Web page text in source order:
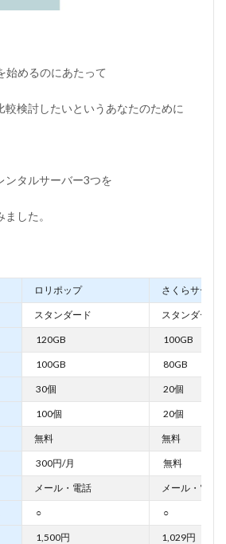
始めるのにあたって
較検討したいというあなたのために
ンタルサーバー3つを
した。
ロリポップ さくらサーバ
スタンダード スタンダード
120GB 100GB
100GB 80GB
30個 20個
100個 20個
無料 無料
300円/月 無料
メール・電話 メール・電話
○ ○
1,500円 1,029円